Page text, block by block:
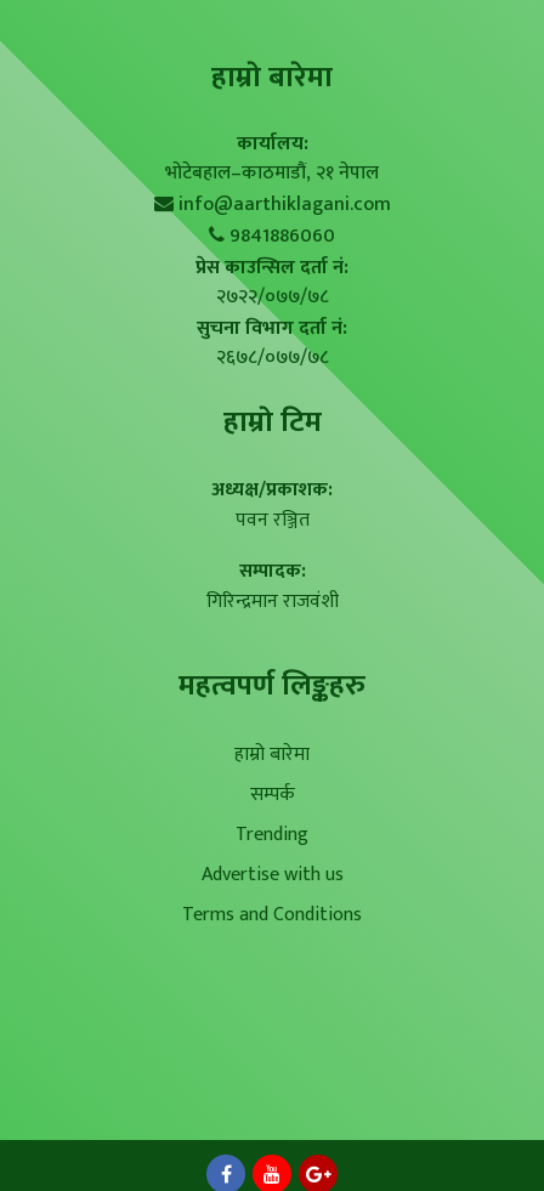
हाम्राे बारेमा
कार्यालय:
भोटेबहाल–काठमाडौं, २१ नेपाल
info@aarthiklagani.com
9841886060
प्रेस काउन्सिल दर्ता नं:
२७२२/०७७/७८
सुचना विभाग दर्ता नं:
२६७८/०७७/७८
हाम्राे टिम
अध्यक्ष/प्रकाशक:
पवन रञ्जित
सम्पादक:
गिरिन्द्रमान राजवंशी
महत्वपर्ण लिङ्कहरु
हाम्रो बारेमा
सम्पर्क
Trending
Advertise with us
Terms and Conditions